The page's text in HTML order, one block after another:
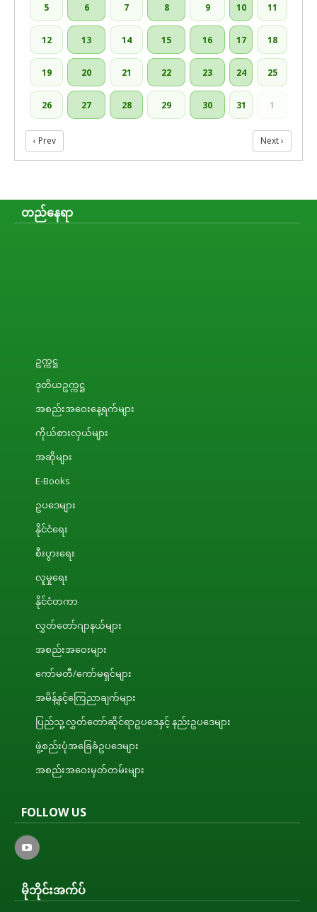
5 6 7 8 9 10 11
12 13 14 15 16 17 18
19 20 21 22 23 24 25
26 27 28 29 30 31 1
‹ Prev Next ›
တည်နေရာ
ဥက္ကဋ္ဌ
ဒုတိယဥက္ကဋ္ဌ
အစည်းအဝေးနေ့ရက်များ
ကိုယ်စားလှယ်များ
အဆိုများ
E-Books
ဥပဒေများ
နိုင်ငံရေး
စီးပွားရေး
လူမှုရေး
နိုင်ငံတကာ
လွှတ်တော်ဂျာနယ်များ
အစည်းအဝေးများ
ကော်မတီ/ကော်မရှင်များ
အမိန့်နှင့်ကြေညာချက်များ
ပြည်သူ့လွှတ်တော်ဆိုင်ရာဥပဒေနှင့် နည်းဥပဒေများ
ဖွဲ့စည်းပုံအခြေခံဥပဒေများ
အစည်းအဝေးမှတ်တမ်းများ
FOLLOW US
မိုဘိုင်းအက်ပ်